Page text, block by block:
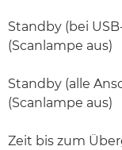
Standby (bei
(Scanlampe aus)
Standby (alle
(Scanlampe aus)
Zeit bis zum